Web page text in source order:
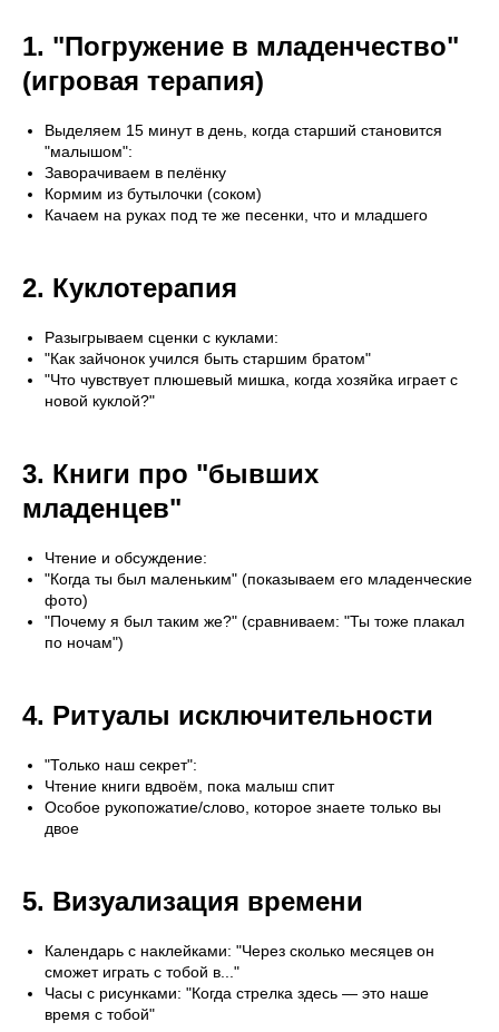
1. "Погружение в младенчество"
(игровая терапия)
Выделяем 15 минут в день, когда старший становится
"малышом":
Заворачиваем в пелёнку
Кормим из бутылочки (соком)
Качаем на руках под те же песенки, что и младшего
2. Куклотерапия
Разыгрываем сценки с куклами:
"Как зайчонок учился быть старшим братом"
"Что чувствует плюшевый мишка, когда хозяйка играет с
новой куклой?"
3. Книги про "бывших
младенцев"
Чтение и обсуждение:
"Когда ты был маленьким" (показываем его младенческие
фото)
"Почему я был таким же?" (сравниваем: "Ты тоже плакал
по ночам")
4. Ритуалы исключительности
"Только наш секрет":
Чтение книги вдвоём, пока малыш спит
Особое рукопожатие/слово, которое знаете только вы
двое
5. Визуализация времени
Календарь с наклейками: "Через сколько месяцев он
сможет играть с тобой в..."
Часы с рисунками: "Когда стрелка здесь — это наше
время с тобой"